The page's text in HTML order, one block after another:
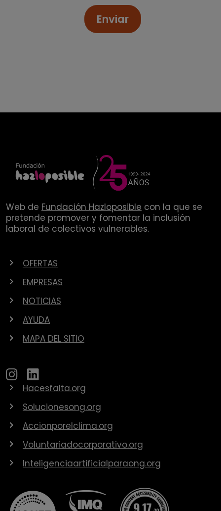
Enviar
Web de Fundación Hazloposible con la que se
pretende promover y fomentar la inclusión
laboral de colectivos vulnerables.
OFERTAS
EMPRESAS
NOTICIAS
AYUDA
MAPA DEL SITIO
Hacesfalta.org
Solucionesong.org
Accionporelclima.org
Voluntariadocorporativo.org
Inteligenciaartificialparaong.org